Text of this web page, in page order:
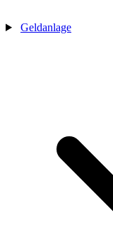
Geldanlage